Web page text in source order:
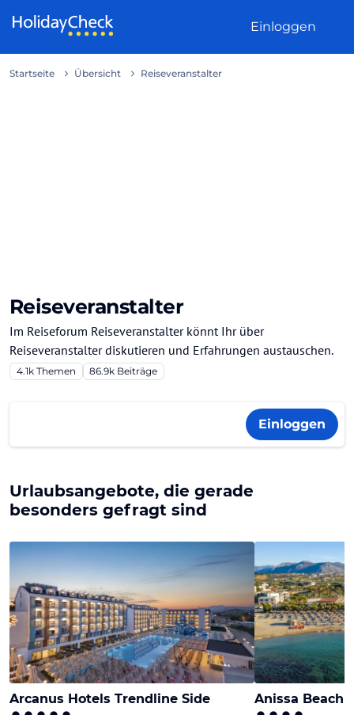
Einloggen
Startseite Übersicht Reiseveranstalter
Reiseveranstalter
Im Reiseforum Reiseveranstalter könnt Ihr über
Reiseveranstalter diskutieren und Erfahrungen austauschen.
4.1k Themen 86.9k Beiträge
Einloggen